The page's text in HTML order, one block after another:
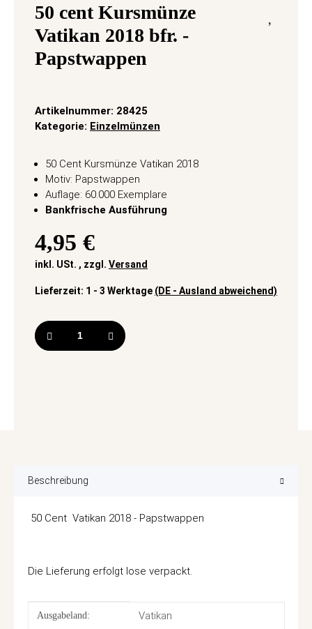
50 cent Kursmünze
Vatikan 2018 bfr. -
Papstwappen
Artikelnummer: 28425
Kategorie: Einzelmünzen
50 Cent Kursmünze Vatikan 2018
Motiv: Papstwappen
Auflage: 60.000 Exemplare
Bankfrische Ausführung
4,95 €
inkl. USt. , zzgl. Versand
Lieferzeit: 1 - 3 Werktage (DE - Ausland abweichend)
Beschreibung
50 Cent Vatikan 2018 - Papstwappen
Die Lieferung erfolgt lose verpackt.
Produkteigenschaft
Wert
Ausgabeland: Vatikan